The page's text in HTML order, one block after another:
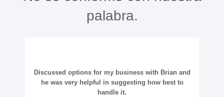
palabra.
Discussed options for my business with Brian and
he was very helpful in suggesting how best to
handle it.